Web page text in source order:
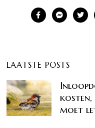
LAATSTE POSTS
kosten,
moet